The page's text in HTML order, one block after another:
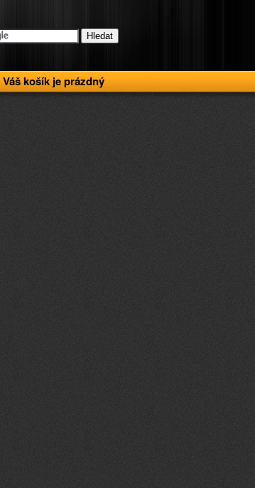
Váš košík je prázdný